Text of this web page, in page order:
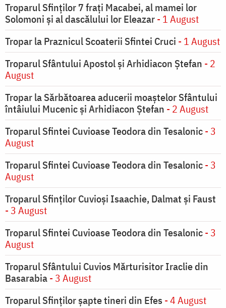
Troparul Sfinţilor 7 fraţi Macabei, al mamei lor
Solomoni şi al dascălului lor Eleazar- 1 August
Tropar la Praznicul Scoaterii Sfintei Cruci - 1 August
Troparul Sfântului Apostol și Arhidiacon Ștefan - 2
August
Tropar la Sărbătoarea aducerii moaştelor Sfântului
întâiului Mucenic şi Arhidiacon Ştefan - 2 August
Troparul Sfintei Cuvioase Teodora din Tesalonic- 3
August
Troparul Sfintei Cuvioase Teodora din Tesalonic- 3
August
Troparul Sfinţilor Cuvioşi Isaachie, Dalmat şi Faust
- 3 August
Troparul Sfintei Cuvioase Teodora din Tesalonic- 3
August
Troparul Sfântului Cuvios Mărturisitor Iraclie din
Basarabia- 3 August
Troparul Sfinţilor şapte tineri din Efes - 4 August